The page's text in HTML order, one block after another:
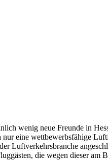
wenig neue Freunde in
nur eine wettbewerbsfähige
Luftverkehrsbranche
die wegen dieser am